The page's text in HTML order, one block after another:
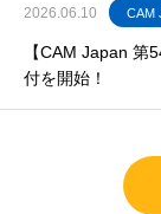
2026.06.10 CAM
【CAM Japan
付を開始！